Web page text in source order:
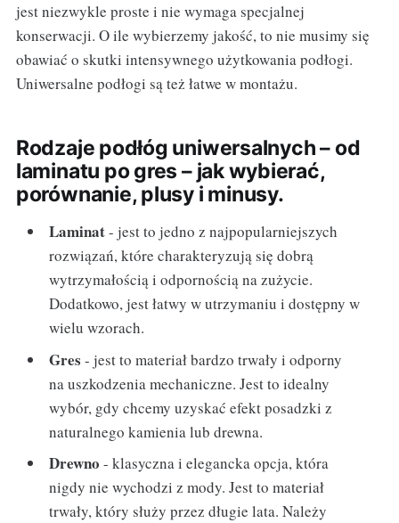
jest niezwykle proste i nie wymaga specjalnej
konserwacji. O ile wybierzemy jakość, to nie musimy się
obawiać o skutki intensywnego użytkowania podłogi.
Uniwersalne podłogi są też łatwe w montażu.
Rodzaje podłóg uniwersalnych – od
laminatu po gres – jak wybierać,
porównanie, plusy i minusy.
Laminat- jest to jedno z najpopularniejszych
rozwiązań, które charakteryzują się dobrą
wytrzymałością i odpornością na zużycie.
Dodatkowo, jest łatwy w utrzymaniu i dostępny w
wielu wzorach.
Gres - jest to materiał bardzo trwały i odporny
na uszkodzenia mechaniczne. Jest to idealny
wybór, gdy chcemy uzyskać efekt posadzki z
naturalnego kamienia lub drewna.
Drewno - klasyczna i elegancka opcja, która
nigdy nie wychodzi z mody. Jest to materiał
trwały, który służy przez długie lata. Należy